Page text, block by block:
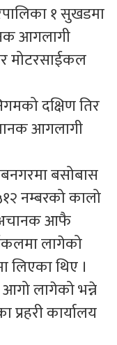
१ सुखडमा
आगलागी
मोटरसाईकल
दक्षिण तिर
आगलागी
बसोबास
नम्बरको कालो
आफै
लागेको
लिएका थिए ।
लागेको भन्ने
कार्यालय